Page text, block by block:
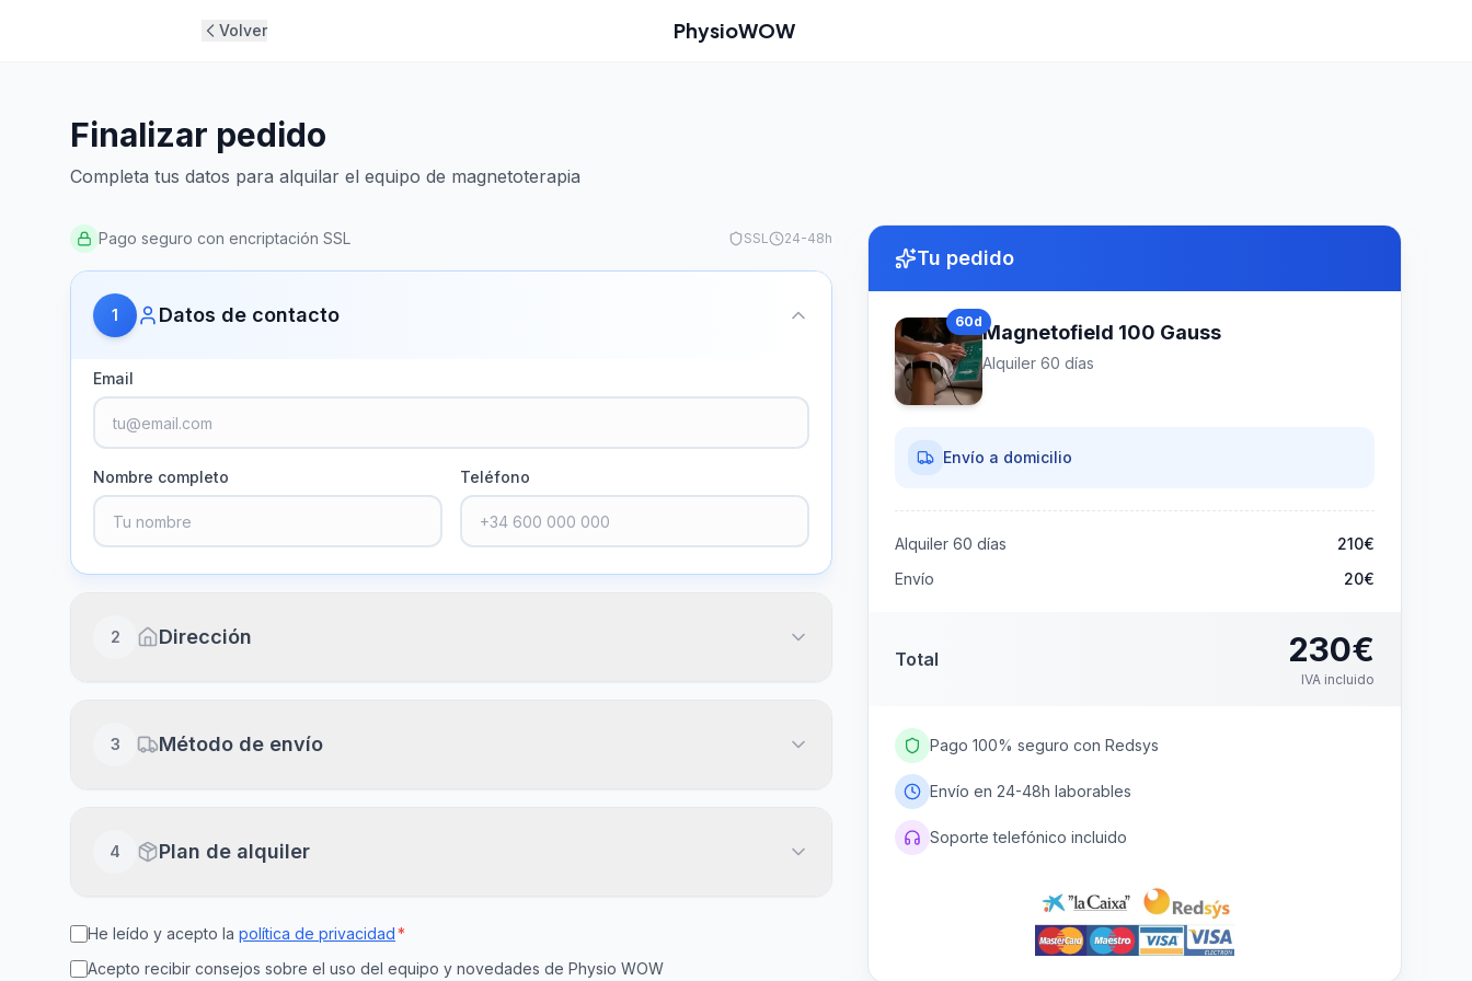
Volver PhysioWOW
Finalizar pedido
Completa tus datos para alquilar el equipo de magnetoterapia
Pago seguro con encriptación SSL SSL 24-48h
1 Datos de contacto
Email
Nombre completo Teléfono
2 Dirección
3 Método de envío
Recibe en 24-48h laborables
Recogida en clínica
Disponible en el día
4 Plan de alquiler
15
días
30
días días
He leído y acepto la política de privacidad*
Acepto recibir consejos sobre el uso del equipo y novedades de Physio WOW
Tu pedido
60dMagnetofield 100 Gauss
Alquiler 60 días
Envío a domicilio
Alquiler 60 días 210€
Envío
20€
Total 230€
IVA incluido
Pago 100% seguro con Redsys
Envío en 24-48h laborables
Soporte telefónico incluido